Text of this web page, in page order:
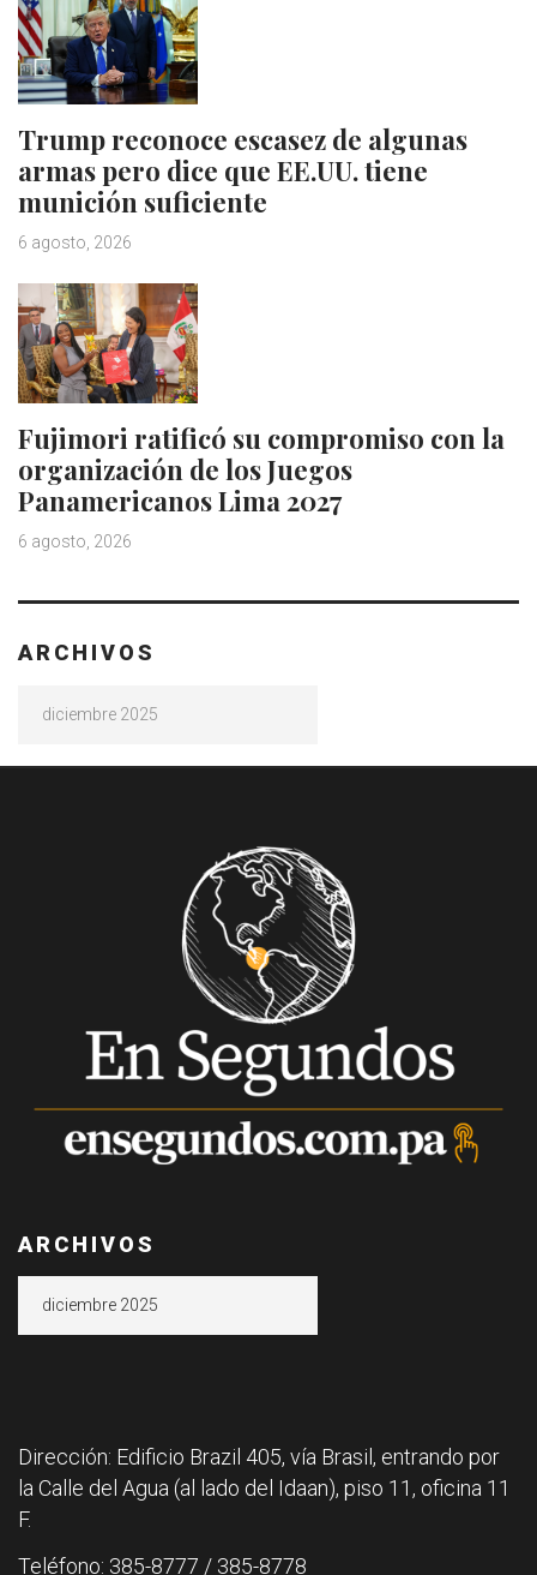
Trump reconoce escasez de algunas
armas pero dice que EE.UU. tiene
munición suficiente
6 agosto, 2026
Fujimori ratificó su compromiso con la
organización de los Juegos
Panamericanos Lima 2027
6 agosto, 2026
ARCHIVOS
ARCHIVOS
Dirección: Edificio Brazil 405, vía Brasil, entrando por
la Calle del Agua (al lado del Idaan), piso 11, oficina 11
F.
Teléfono: 385-8777 / 385-8778